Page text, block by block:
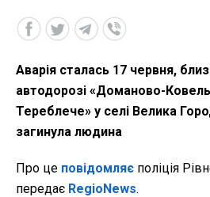
Аварія сталась 17 червня,
автодорозі «Доманово-
Тереблече» у селі Велика
загинула людина
Про це повідомляє поліція
передає RegioNews.